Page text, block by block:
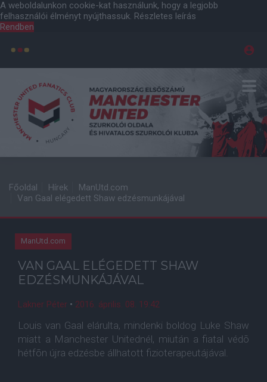
A weboldalunkon cookie-kat használunk, hogy a legjobb
felhasználói élményt nyújthassuk. Részletes leírás
Rendben
Főoldal Hírek
ManUtd.com
Van Gaal elégedett Shaw edzésmunkájával
ManUtd.com
VAN GAAL ELÉGEDETT SHAW
EDZÉSMUNKÁJÁVAL
Lakner Péter • 2016. április. 08. 19:42
Louis van Gaal elárulta, mindenki boldog Luke Shaw
miatt a Manchester Unitednél, miután a fiatal védõ
hétfõn újra edzésbe állhatott fizioterapeutájával.